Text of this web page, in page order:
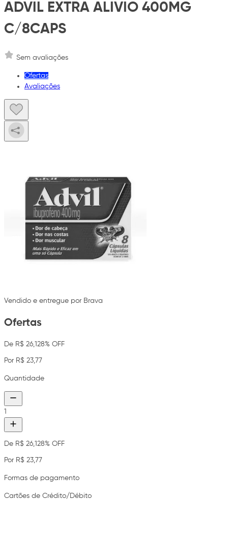
ADVIL EXTRA ALIVIO 400MG
C/8CAPS
Sem avaliações
Ofertas
Avaliações
Vendido e entregue por Brava
Ofertas
De R$ 26,128% OFF
Por R$ 23,77
Quantidade
1
De R$ 26,128% OFF
Por R$ 23,77
Formas de pagamento
Cartões de Crédito/Débito